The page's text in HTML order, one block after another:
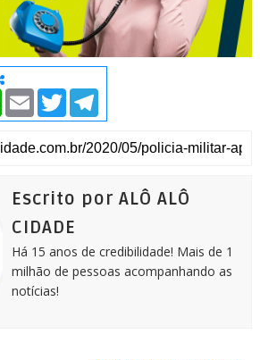
W
h
a
t
s
E
m
a
l
T
i
t
t
T
l
e
g
m
Escrito por ALÔ ALÔ
CIDADE
Há 15 anos de credibilidade! Mais de 1
milhão de pessoas acompanhando as
notícias!